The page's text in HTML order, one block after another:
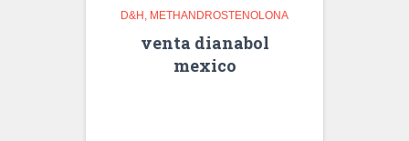
D&H METHANDROSTENOLONA
venta dianabol
mexico